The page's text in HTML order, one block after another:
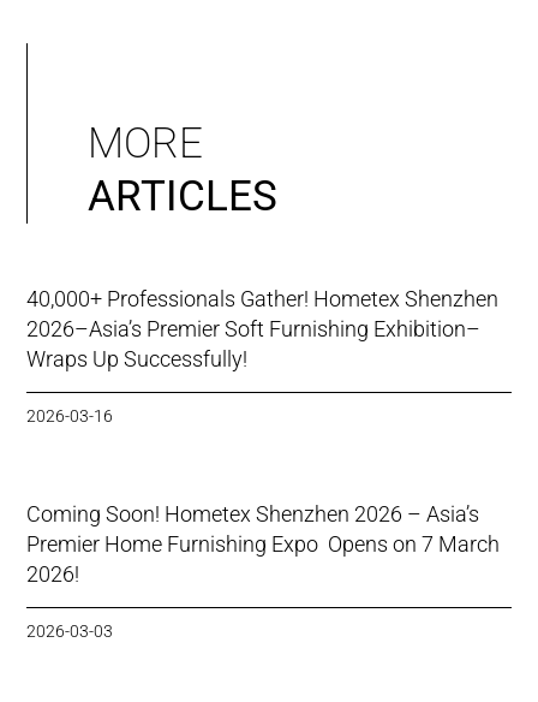
MORE
ARTICLES
40,000+ Professionals Gather! Hometex Shenzhen
2026–Asia’s Premier Soft Furnishing Exhibition–
Wraps Up Successfully!
2026-03-16
Coming Soon! Hometex Shenzhen 2026 – Asia’s
Premier Home Furnishing Expo Opens on 7 March
2026!
2026-03-03